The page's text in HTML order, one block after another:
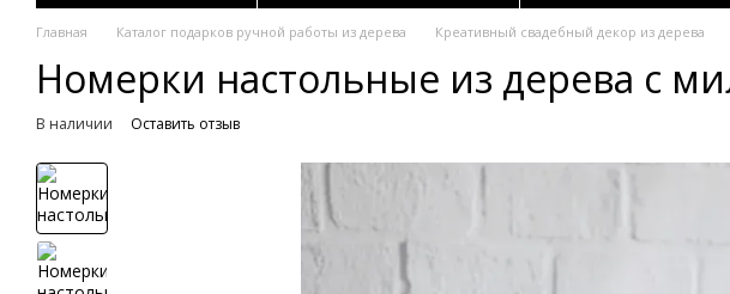
Главная Каталог подарков ручной работы из дерева Креативный свадебный декор из дерева
Номерки настольные из дерева с
В наличии Оставить отзыв